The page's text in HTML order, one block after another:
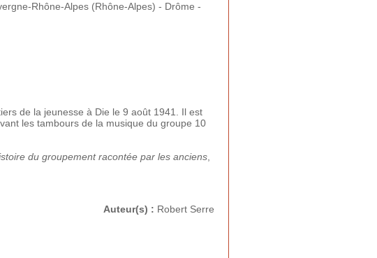
Rhône-Alpes (Rhône-Alpes) - Drôme -
de la jeunesse à Die le 9 août 1941. Il est
les tambours de la musique du groupe 10
du groupement racontée par les anciens
Auteur(s) : Robert Serre